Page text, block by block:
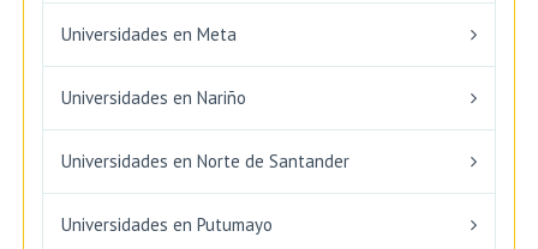
Universidades en Meta
Universidades en Nariño
Universidades en Norte de Santander
Universidades en Putumayo